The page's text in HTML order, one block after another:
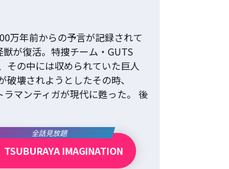
万年前からの予言が記録されて
が復活。特捜チーム・GUTS
その中には収められていた巨人
壊されようとしたその時、
マンティガが現代に甦った。 後
全話見放題
TSUBURAYA IMAGINATION